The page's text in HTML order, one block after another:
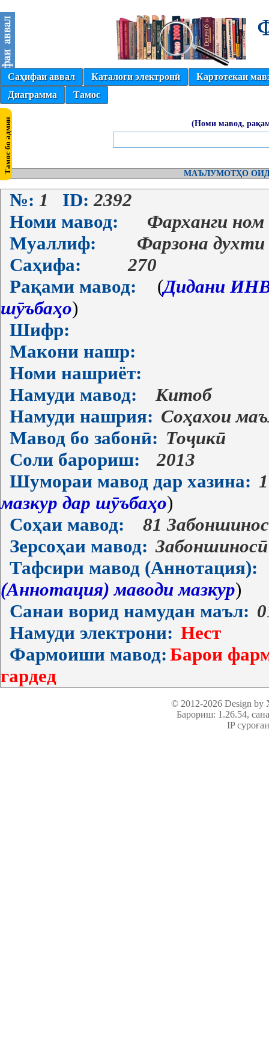
Саҳифаи аввал Каталоги электронӣ
Картотекаи
Диаграмма
Тамос
(Номи мавод,
МАЪЛУМОТҲО
№: 1 ID: 2392
Номи мавод:
Фарханги ном
Муаллиф:
Фарзона
Саҳифа:
270
Рақами мавод:
(Дидани
шӯъбаҳо)
Шифр:
Макони нашр:
Номи нашриёт:
Намуди мавод:
Китоб
Намуди нашрия: Соҳахои
Мавод бо забонӣ: Тоҷикӣ
Соли барориш:
2013
Шумораи мавод дар хазина:
мазкур дар шӯъбаҳо)
Соҳаи мавод:
81
Зерсоҳаи мавод: Забоншиносӣ
Тафсири мавод (Аннотация):
(Аннотация) маводи мазкур)
Санаи ворид намудан маъл:
Намуди электрони: Нест
Фармоиши мавод: Барои
гардед
© 2012-2026 Design
Барориш: 1.26.54,
IP